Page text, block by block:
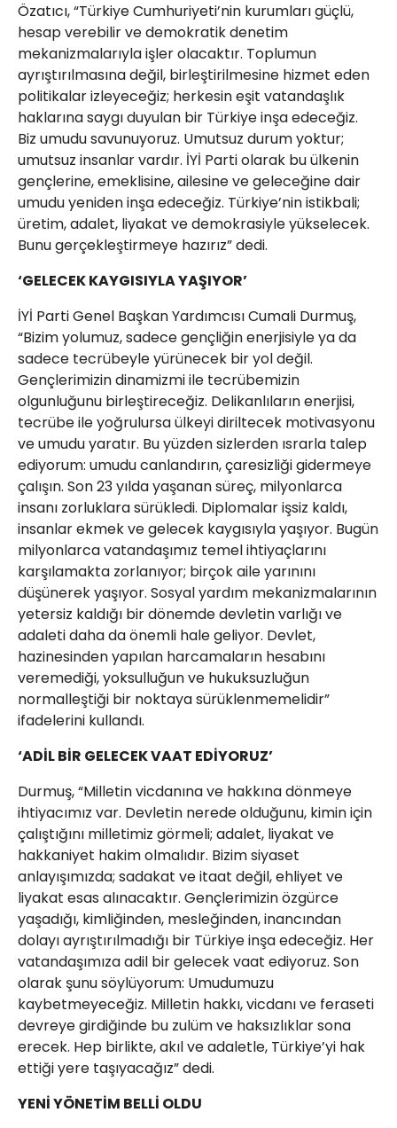
Özatıcı, “Türkiye Cumhuriyeti’nin kurumları güçlü,
hesap verebilir ve demokratik denetim
mekanizmalarıyla işler olacaktır. Toplumun
ayrıştırılmasına değil, birleştirilmesine hizmet eden
politikalar izleyeceğiz; herkesin eşit vatandaşlık
haklarına saygı duyulan bir Türkiye inşa edeceğiz.
Biz umudu savunuyoruz. Umutsuz durum yoktur;
umutsuz insanlar vardır. İYİ Parti olarak bu ülkenin
gençlerine, emeklisine, ailesine ve geleceğine dair
umudu yeniden inşa edeceğiz. Türkiye’nin istikbali;
üretim, adalet, liyakat ve demokrasiyle yükselecek.
Bunu gerçekleştirmeye hazırız” dedi.
‘GELECEK KAYGISIYLA YAŞIYOR’
İYİ Parti Genel Başkan Yardımcısı Cumali Durmuş,
“Bizim yolumuz, sadece gençliğin enerjisiyle ya da
sadece tecrübeyle yürünecek bir yol değil.
Gençlerimizin dinamizmi ile tecrübemizin
olgunluğunu birleştireceğiz. Delikanlıların enerjisi,
tecrübe ile yoğrulursa ülkeyi diriltecek motivasyonu
ve umudu yaratır. Bu yüzden sizlerden ısrarla talep
ediyorum: umudu canlandırın, çaresizliği gidermeye
çalışın. Son 23 yılda yaşanan süreç, milyonlarca
insanı zorluklara sürükledi. Diplomalar işsiz kaldı,
insanlar ekmek ve gelecek kaygısıyla yaşıyor. Bugün
milyonlarca vatandaşımız temel ihtiyaçlarını
karşılamakta zorlanıyor; birçok aile yarınını
düşünerek yaşıyor. Sosyal yardım mekanizmalarının
yetersiz kaldığı bir dönemde devletin varlığı ve
adaleti daha da önemli hale geliyor. Devlet,
hazinesinden yapılan harcamaların hesabını
veremediği, yoksulluğun ve hukuksuzluğun
normalleştiği bir noktaya sürüklenmemelidir”
ifadelerini kullandı.
‘ADİL BİR GELECEK VAAT EDİYORUZ’
Durmuş, “Milletin vicdanına ve hakkına dönmeye
ihtiyacımız var. Devletin nerede olduğunu, kimin için
çalıştığını milletimiz görmeli; adalet, liyakat ve
hakkaniyet hakim olmalıdır. Bizim siyaset
anlayışımızda; sadakat ve itaat değil, ehliyet ve
liyakat esas alınacaktır. Gençlerimizin özgürce
yaşadığı, kimliğinden, mesleğinden, inancından
dolayı ayrıştırılmadığı bir Türkiye inşa edeceğiz. Her
vatandaşımıza adil bir gelecek vaat ediyoruz. Son
olarak şunu söylüyorum: Umudumuzu
kaybetmeyeceğiz. Milletin hakkı, vicdanı ve feraseti
devreye girdiğinde bu zulüm ve haksızlıklar sona
erecek. Hep birlikte, akıl ve adaletle, Türkiye’yi hak
ettiği yere taşıyacağız” dedi.
YENİ YÖNETİM BELLİ OLDU